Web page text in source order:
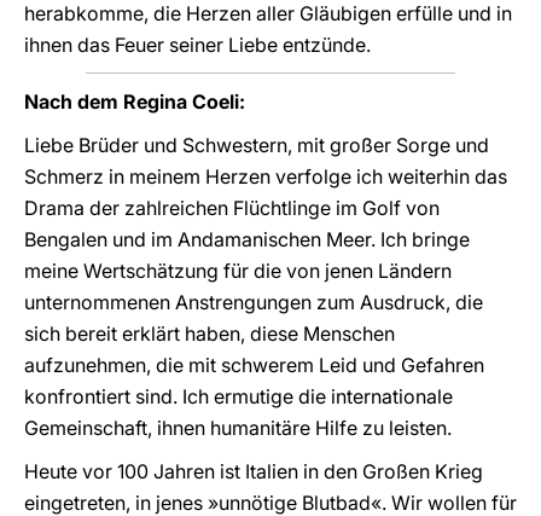
herabkomme, die Herzen aller Gläubigen erfülle und in
ihnen das Feuer seiner Liebe entzünde.
Nach dem Regina Coeli:
Liebe Brüder und Schwestern, mit großer Sorge und
Schmerz in meinem Herzen verfolge ich weiterhin das
Drama der zahlreichen Flüchtlinge im Golf von
Bengalen und im Andamanischen Meer. Ich bringe
meine Wertschätzung für die von jenen Ländern
unternommenen Anstrengungen zum Ausdruck, die
sich bereit erklärt haben, diese Menschen
aufzunehmen, die mit schwerem Leid und Gefahren
konfrontiert sind. Ich ermutige die internationale
Gemeinschaft, ihnen humanitäre Hilfe zu leisten.
Heute vor 100 Jahren ist Italien in den Großen Krieg
eingetreten, in jenes »unnötige Blutbad«. Wir wollen für